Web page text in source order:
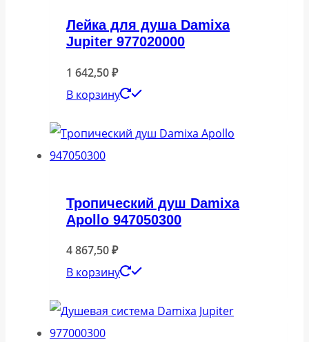
Лейка для душа Damixa
Jupiter 977020000
1 642,50₽
В корзину
Тропический душ Damixa
Apollo 947050300
4 867,50₽
В корзину